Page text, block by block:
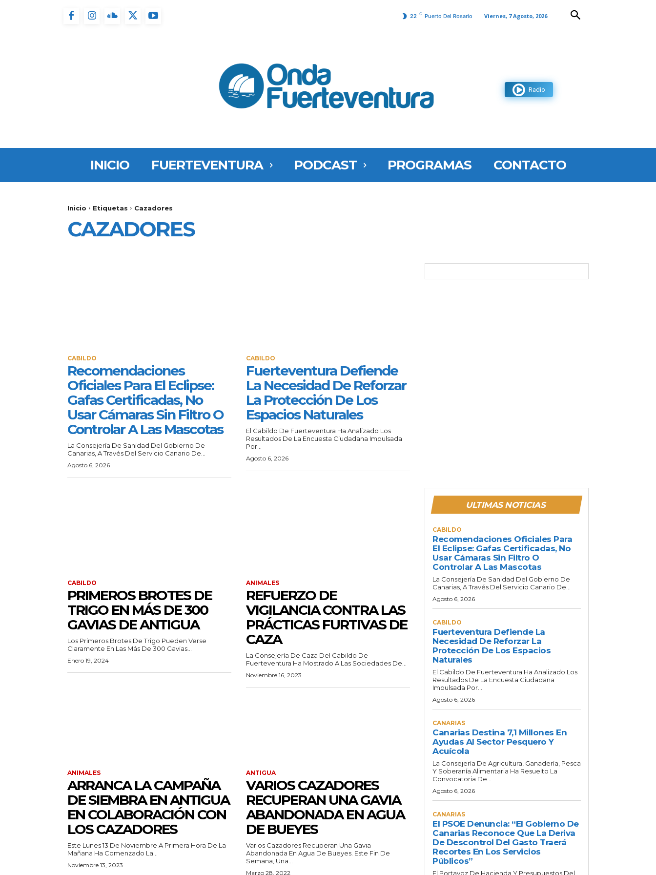
22 C Puerto Del Rosario Viernes, 7 Agosto, 2026
Radio
INICIO FUERTEVENTURA PODCAST PROGRAMAS CONTACTO
Inicio Etiquetas Cazadores
CAZADORES
CABILDO
Recomendaciones
Oficiales Para El Eclipse:
Gafas Certificadas, No
Usar Cámaras Sin Filtro O
Controlar A Las Mascotas
La Consejería De Sanidad Del Gobierno De
Canarias, A Través Del Servicio Canario De...
Agosto 6, 2026
CABILDO
Fuerteventura Defiende
La Necesidad De Reforzar
La Protección De Los
Espacios Naturales
El Cabildo De Fuerteventura Ha Analizado Los
Resultados De La Encuesta Ciudadana Impulsada
Por...
Agosto 6, 2026
CABILDO
PRIMEROS BROTES DE
TRIGO EN MÁS DE 300
GAVIAS DE ANTIGUA
Los Primeros Brotes De Trigo Pueden Verse
Claramente En Las Más De 300 Gavias...
Enero 19, 2024
ANIMALES
REFUERZO DE
VIGILANCIA CONTRA LAS
PRÁCTICAS FURTIVAS DE
CAZA
La Consejería De Caza Del Cabildo De
Fuerteventura Ha Mostrado A Las Sociedades De...
Noviembre 16, 2023
ANIMALES
ARRANCA LA CAMPAÑA
DE SIEMBRA EN ANTIGUA
EN COLABORACIÓN CON
LOS CAZADORES
Este Lunes 13 De Noviembre A Primera Hora De La
Mañana Ha Comenzado La...
Noviembre 13, 2023
ANTIGUA
VARIOS CAZADORES
RECUPERAN UNA GAVIA
ABANDONADA EN AGUA
DE BUEYES
Varios Cazadores Recuperan Una Gavia
Abandonada En Agua De Bueyes. Este Fin De
Semana, Una...
Marzo 28, 2022
ULTIMAS NOTICIAS
CABILDO
Recomendaciones Oficiales Para
El Eclipse: Gafas Certificadas, No
Usar Cámaras Sin Filtro O
Controlar A Las Mascotas
La Consejería De Sanidad Del Gobierno De
Canarias, A Través Del Servicio Canario De...
Agosto 6, 2026
CABILDO
Fuerteventura Defiende La
Necesidad De Reforzar La
Protección De Los Espacios
Naturales
El Cabildo De Fuerteventura Ha Analizado Los
Resultados De La Encuesta Ciudadana
Impulsada Por...
Agosto 6, 2026
CANARIAS
Canarias Destina 7,1 Millones En
Ayudas Al Sector Pesquero Y
Acuícola
La Consejería De Agricultura, Ganadería, Pesca
Y Soberanía Alimentaria Ha Resuelto La
Convocatoria De...
Agosto 6, 2026
CANARIAS
El PSOE Denuncia: “El Gobierno De
Canarias Reconoce Que La Deriva
De Descontrol Del Gasto Traerá
Recortes En Los Servicios
Públicos”
El Portavoz De Hacienda Y Presupuestos Del